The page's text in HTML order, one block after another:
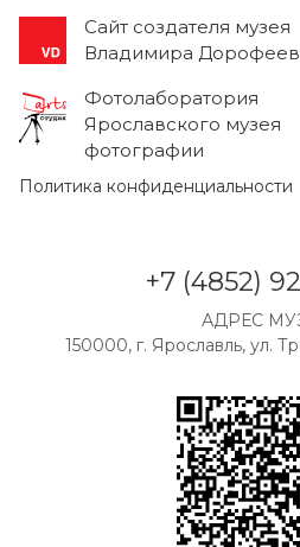
Cайт создателя музея
Владимира
Фотолаборатория
Ярославского музея
фотографии
Политика конфиденциальности
+7 (4852)
АДРЕС
150000, г. Ярославль, ул.